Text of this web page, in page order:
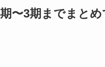
〜3期までまとめ